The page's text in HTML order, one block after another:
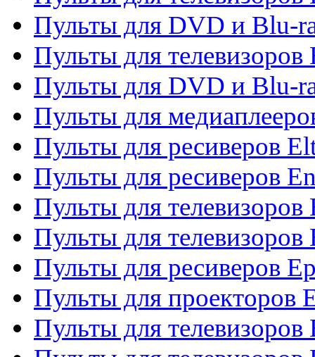
Пульты для DVD и Blu-
Пульты для телевизоров
Пульты для DVD и Blu-
Пульты для
Пульты для ресиверов
Пульты для ресиверов
Пульты для телевизоров
Пульты для телевизоров
Пульты для ресиверов
Пульты для проекторов
Пульты для телевизоров